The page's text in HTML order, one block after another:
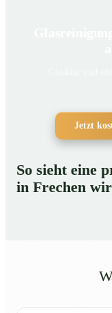
Jetzt
So sieht eine
in Frechen